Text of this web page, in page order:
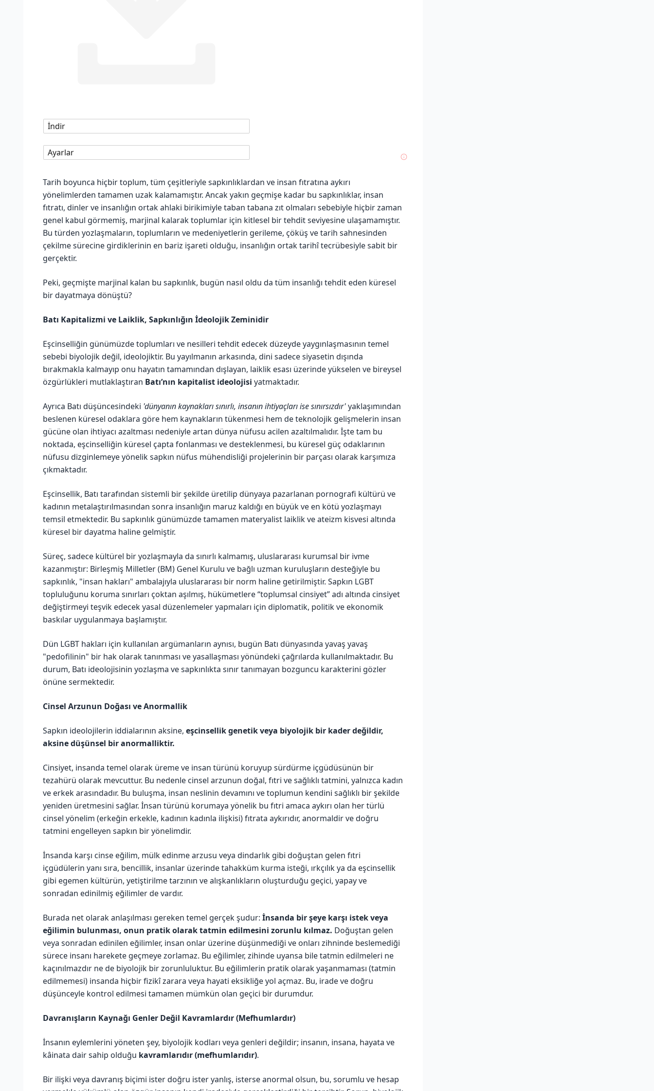
İndir
Ayarlar
Tarih boyunca hiçbir toplum, tüm çeşitleriyle sapkınlıklardan ve insan fıtratına aykırı
yönelimlerden tamamen uzak kalamamıştır. Ancak yakın geçmişe kadar bu sapkınlıklar, insan
fıtratı, dinler ve insanlığın ortak ahlaki birikimiyle taban tabana zıt olmaları sebebiyle hiçbir zaman
genel kabul görmemiş, marjinal kalarak toplumlar için kitlesel bir tehdit seviyesine ulaşamamıştır.
Bu türden yozlaşmaların, toplumların ve medeniyetlerin gerileme, çöküş ve tarih sahnesinden
çekilme sürecine girdiklerinin en bariz işareti olduğu, insanlığın ortak tarihî tecrübesiyle sabit bir
gerçektir.
Peki, geçmişte marjinal kalan bu sapkınlık, bugün nasıl oldu da tüm insanlığı tehdit eden küresel
bir dayatmaya dönüştü?
Batı Kapitalizmi ve Laiklik, Sapkınlığın İdeolojik Zeminidir
Eşcinselliğin günümüzde toplumları ve nesilleri tehdit edecek düzeyde yaygınlaşmasının temel
sebebi biyolojik değil, ideolojiktir. Bu yayılmanın arkasında, dini sadece siyasetin dışında
bırakmakla kalmayıp onu hayatın tamamından dışlayan, laiklik esası üzerinde yükselen ve bireysel
özgürlükleri mutlaklaştıran Batı’nın kapitalist ideolojisi yatmaktadır.
Ayrıca Batı düşüncesindeki 'dünyanın kaynakları sınırlı, insanın ihtiyaçları ise sınırsızdır'yaklaşımından
beslenen küresel odaklara göre hem kaynakların tükenmesi hem de teknolojik gelişmelerin insan
gücüne olan ihtiyacı azaltması nedeniyle artan dünya nüfusu acilen azaltılmalıdır. İşte tam bu
noktada, eşcinselliğin küresel çapta fonlanması ve desteklenmesi, bu küresel güç odaklarının
nüfusu dizginlemeye yönelik sapkın nüfus mühendisliği projelerinin bir parçası olarak karşımıza
çıkmaktadır.
Eşcinsellik, Batı tarafından sistemli bir şekilde üretilip dünyaya pazarlanan pornografi kültürü ve
kadının metalaştırılmasından sonra insanlığın maruz kaldığı en büyük ve en kötü yozlaşmayı
temsil etmektedir. Bu sapkınlık günümüzde tamamen materyalist laiklik ve ateizm kisvesi altında
küresel bir dayatma haline gelmiştir.
Süreç, sadece kültürel bir yozlaşmayla da sınırlı kalmamış, uluslararası kurumsal bir ivme
kazanmıştır: Birleşmiş Milletler (BM) Genel Kurulu ve bağlı uzman kuruluşların desteğiyle bu
sapkınlık, "insan hakları" ambalajıyla uluslararası bir norm haline getirilmiştir. Sapkın LGBT
topluluğunu koruma sınırları çoktan aşılmış, hükümetlere “toplumsal cinsiyet” adı altında cinsiyet
değiştirmeyi teşvik edecek yasal düzenlemeler yapmaları için diplomatik, politik ve ekonomik
baskılar uygulanmaya başlamıştır.
Dün LGBT hakları için kullanılan argümanların aynısı, bugün Batı dünyasında yavaş yavaş
"pedofilinin" bir hak olarak tanınması ve yasallaşması yönündeki çağrılarda kullanılmaktadır. Bu
durum, Batı ideolojisinin yozlaşma ve sapkınlıkta sınır tanımayan bozguncu karakterini gözler
önüne sermektedir.
Cinsel Arzunun Doğası ve Anormallik
Sapkın ideolojilerin iddialarının aksine, eşcinsellik genetik veya biyolojik bir kader değildir,
aksine düşünsel bir anormalliktir.
Cinsiyet, insanda temel olarak üreme ve insan türünü koruyup sürdürme içgüdüsünün bir
tezahürü olarak mevcuttur. Bu nedenle cinsel arzunun doğal, fıtri ve sağlıklı tatmini, yalnızca kadın
ve erkek arasındadır. Bu buluşma, insan neslinin devamını ve toplumun kendini sağlıklı bir şekilde
yeniden üretmesini sağlar. İnsan türünü korumaya yönelik bu fıtri amaca aykırı olan her türlü
cinsel yönelim (erkeğin erkekle, kadının kadınla ilişkisi) fıtrata aykırıdır, anormaldir ve doğru
tatmini engelleyen sapkın bir yönelimdir.
İnsanda karşı cinse eğilim, mülk edinme arzusu veya dindarlık gibi doğuştan gelen fıtri
içgüdülerin yanı sıra, bencillik, insanlar üzerinde tahakküm kurma isteği, ırkçılık ya da eşcinsellik
gibi egemen kültürün, yetiştirilme tarzının ve alışkanlıkların oluşturduğu geçici, yapay ve
sonradan edinilmiş eğilimler de vardır.
Burada net olarak anlaşılması gereken temel gerçek şudur: İnsanda bir şeye karşı istek veya
eğilimin bulunması, onun pratik olarak tatmin edilmesini zorunlu kılmaz. Doğuştan gelen
veya sonradan edinilen eğilimler, insan onlar üzerine düşünmediği ve onları zihninde beslemediği
sürece insanı harekete geçmeye zorlamaz. Bu eğilimler, zihinde uyansa bile tatmin edilmeleri ne
kaçınılmazdır ne de biyolojik bir zorunluluktur. Bu eğilimlerin pratik olarak yaşanmaması (tatmin
edilmemesi) insanda hiçbir fizikî zarara veya hayati eksikliğe yol açmaz. Bu, irade ve doğru
düşünceyle kontrol edilmesi tamamen mümkün olan geçici bir durumdur.
Davranışların Kaynağı Genler Değil Kavramlardır (Mefhumlardır)
İnsanın eylemlerini yöneten şey, biyolojik kodları veya genleri değildir; insanın, insana, hayata ve
kâinata dair sahip olduğu kavramlarıdır (mefhumlarıdır).
Bir ilişki veya davranış biçimi ister doğru ister yanlış, isterse anormal olsun, bu, sorumlu ve hesap